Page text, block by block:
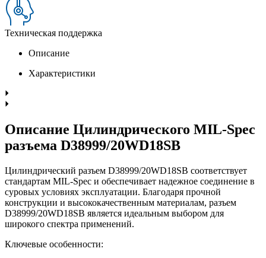
Техническая поддержка
Описание
Характеристики
Описание Цилиндрического MIL-Spec
разъема D38999/20WD18SB
Цилиндрический разъем D38999/20WD18SB соответствует
стандартам MIL-Spec и обеспечивает надежное соединение в
суровых условиях эксплуатации. Благодаря прочной
конструкции и высококачественным материалам, разъем
D38999/20WD18SB является идеальным выбором для
широкого спектра применений.
Ключевые особенности: